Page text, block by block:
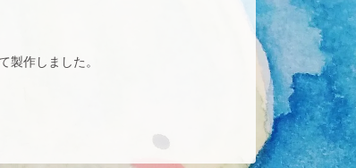
スポーツ
作しました。